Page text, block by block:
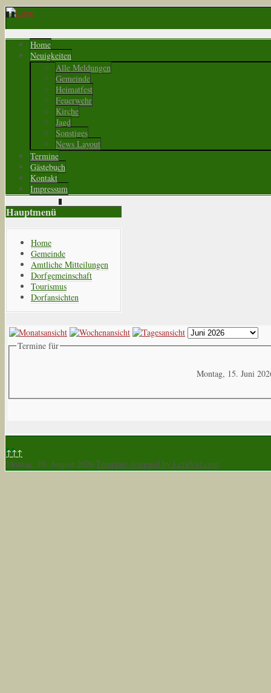
Home
Neuigkeiten
Alle Meldungen
Gemeinde
Heimatfest
Feuerwehr
Kirche
Jagd
Sonstiges
News Layout
Termine
Gästebuch
Kontakt
Impressum
Hauptmenü
Home
Gemeinde
Amtliche Mitteilungen
Dorfgemeinschaft
Tourismus
Dorfansichten
Termine für
Montag, 15. Juni
↑↑↑
Montag, 10. August 2026 Template designed by LernVid.com